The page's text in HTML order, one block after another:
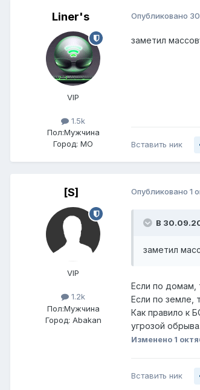
Liner's
VIP
1.5k
Пол:Мужчина
Город: МО
Опубликовано
заметил
Вставить ник
[S]
VIP
1.2k
Пол:Мужчина
Город: Abakan
Опубликовано 1
В
заметил
Если по
Если по земле,
Как правило к
угрозой обрыва.
Изменено 1
Вставить ник